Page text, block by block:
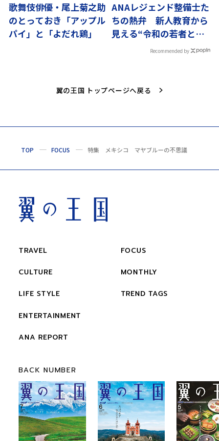
歌舞伎俳優・尾上菊之助
のとっておき「アップル
パイ」と「よだれ鶏」
ANAレジェンド整備士た
ちの熱弁 新人教育から
見える“令和の若者と昭
和の職人”Recommended by
翼の王国 トップページへ戻る
TOP FOCUS 特集 メキシコ マヤブルーの不思議
TRAVEL
CULTURE
LIFE STYLE
ENTERTAINMENT
ANA REPORT
FOCUS
MONTHLY
TREND TAGS
BACK NUMBER